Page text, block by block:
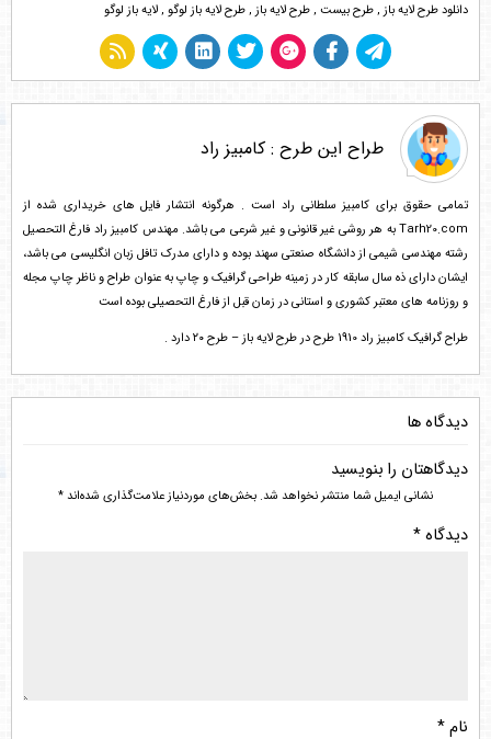
دانلود طرح لایه باز,طرح بیست ,طرح لایه باز,طرح لایه باز لوگو ,لایه باز لوگو
طراح این طرح : کامبیز راد
تمامی حقوق برای کامبیز سلطانی راد است . هرگونه انتشار فایل های خریداری شده از
Tarh20.com به هر روشی غیر قانونی و غیر شرعی می باشد. مهندس کامبیز راد فارغ التحصیل
رشته مهندسی شیمی از دانشگاه صنعتی سهند بوده و دارای مدرک تافل زبان انگلیسی می باشد،
ایشان دارای ذه سال سابقه کار در زمینه طراحی گرافیک و چاپ به عنوان طراح و ناظر چاپ مجله
و روزنامه های معتبر کشوری و استانی در زمان قبل از فارغ التحصیلی بوده است
طراح گرافیک کامبیز راد 1910 طرح در طرح لایه باز – طرح ۲۰ دارد .
دیدگاه ها
دیدگاهتان را بنویسید
نشانی ایمیل شما منتشر نخواهد شد. بخش‌های موردنیاز علامت‌گذاری شده‌اند*
دیدگاه*
نام*